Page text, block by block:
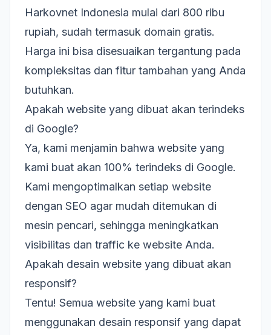
Harkovnet Indonesia mulai dari 800 ribu
rupiah, sudah termasuk domain gratis.
Harga ini bisa disesuaikan tergantung pada
kompleksitas dan fitur tambahan yang Anda
butuhkan.
Apakah website yang dibuat akan terindeks
di Google?
Ya, kami menjamin bahwa website yang
kami buat akan 100% terindeks di Google.
Kami mengoptimalkan setiap website
dengan SEO agar mudah ditemukan di
mesin pencari, sehingga meningkatkan
visibilitas dan traffic ke website Anda.
Apakah desain website yang dibuat akan
responsif?
Tentu! Semua website yang kami buat
menggunakan desain responsif yang dapat